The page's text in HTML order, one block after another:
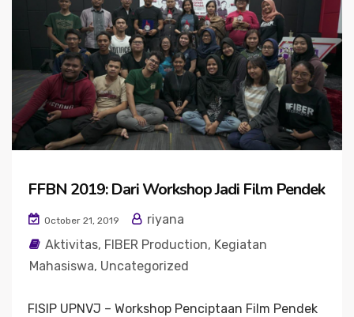
FFBN 2019: Dari Workshop Jadi Film Pendek
October 21, 2019
riyana
Aktivitas, FIBER Production, Kegiatan
Mahasiswa, Uncategorized
FISIP UPNVJ – Workshop Penciptaan Film Pendek